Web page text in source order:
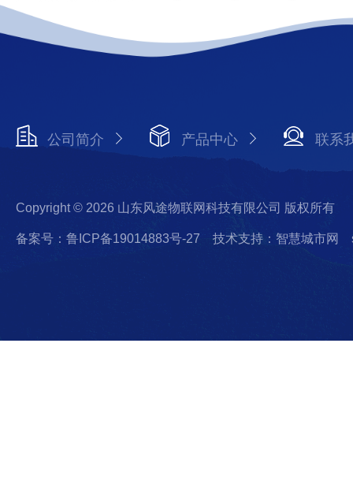
公司简介 产品中心 联系
Copyright © 2026 山东风途物联网科技有限公司 版权所有
备案号：鲁ICP备19014883号-27 技术支持：智慧城市网